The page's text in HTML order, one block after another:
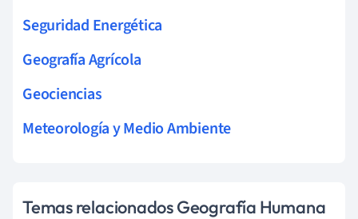
Seguridad Energética
Geografía Agrícola
Geociencias
Meteorología y Medio Ambiente
Temas relacionados Geografía Humana